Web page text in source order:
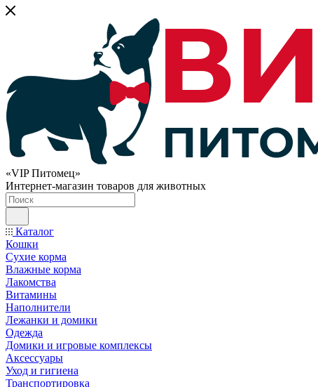
«VIP Питомец»
Интернет-магазин товаров для животных
Каталог
Кошки
Сухие корма
Влажные корма
Лакомства
Витамины
Наполнители
Лежанки и домики
Одежда
Домики и игровые комплексы
Аксессуары
Уход и гигиена
Транспортировка